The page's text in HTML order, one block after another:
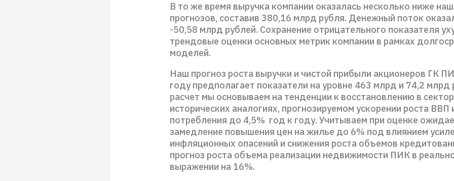
В то же время выручка компании оказалась несколько ниже
прогнозов, составив 380,16 млрд рубля. Денежный поток
-50,58 млрд рублей. Сохранение отрицательного показателя
трендовые оценки основных метрик компании в рамках
моделей.
Наш прогноз роста выручки и чистой прибыли акционеров ГК
году предполагает показатели на уровне 463 млрд и 74,2 млрд
расчет мы основываем на тенденции к восстановлению в
исторических аналогиях, прогнозируемом ускорении роста ВВП
потребления до 4,5% год к году. Учитываем при оценке
замедление повышения цен на жилье до 6% под влиянием
инфляционных опасений и снижения роста объемов
прогноз роста объема реализации недвижимости ПИК в
выражении на 16%.